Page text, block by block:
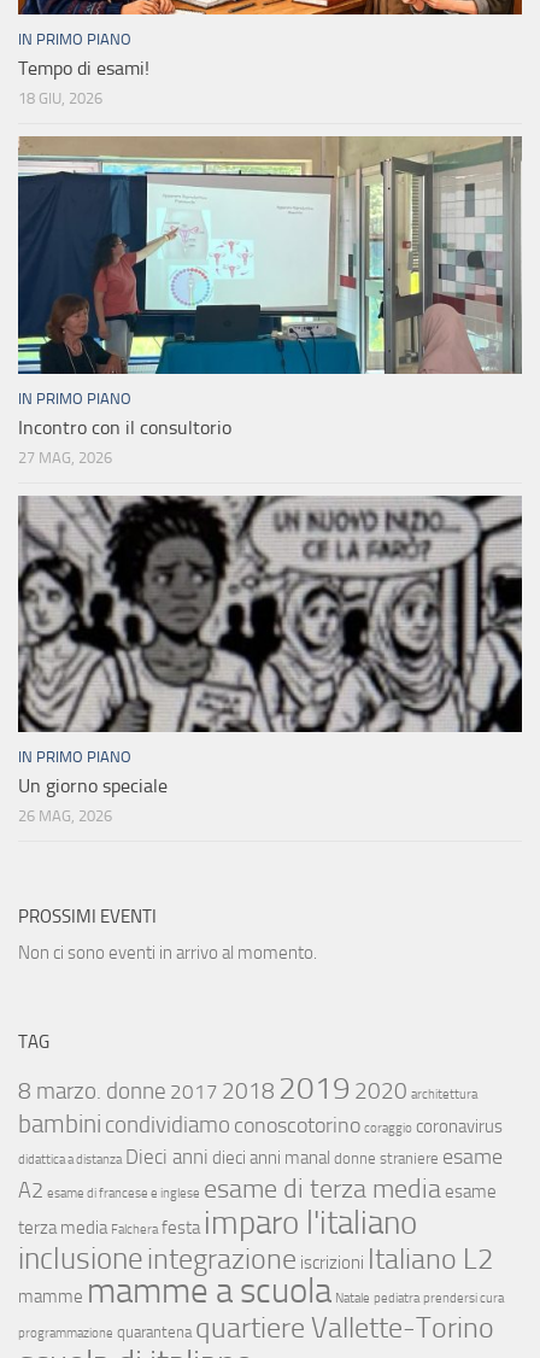
IN PRIMO PIANO
Tempo di esami!
18 GIU, 2026
IN PRIMO PIANO
Incontro con il consultorio
27 MAG, 2026
IN PRIMO PIANO
Un giorno speciale
26 MAG, 2026
PROSSIMI EVENTI
Non ci sono eventi in arrivo al momento.
TAG
8 marzo. donne 2017 2018 2019 2020 architettura
bambini condividiamo conoscotorino coraggio coronavirus
didattica a distanza Dieci anni dieci anni manal donne straniere esame
A2 esame di francese e inglese esame di terza media esame
terza media Falchera festa imparo l'italiano
inclusione integrazione iscrizioni Italiano L2
mamme mamme a scuola Natale pediatra prendersi cura
programmazione quarantena quartiere Vallette-Torino